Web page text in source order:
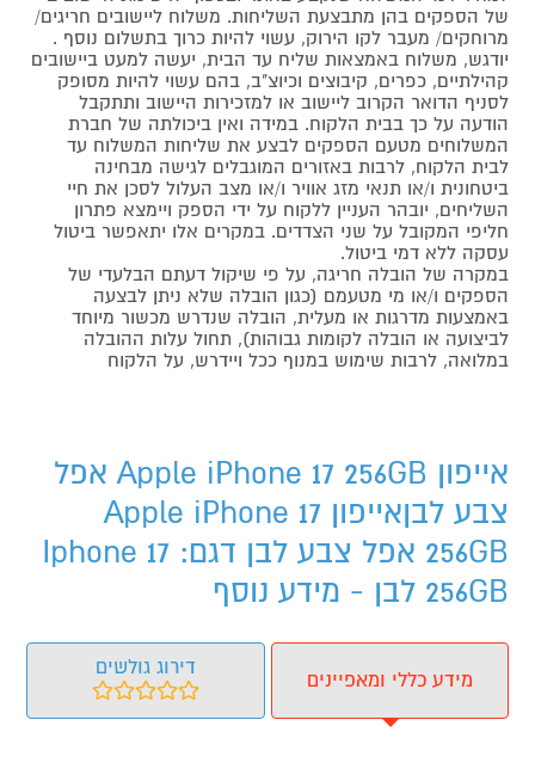
של הספקים בהן מתבצעת השליחות. משלוח ליישובים חריגים/
מרוחקים/ מעבר לקו הירוק, עשוי להיות כרוך בתשלום נוסף .
יודגש, משלוח באמצאות שליח עד הבית, יעשה למעט ביישובים
קהילתיים, כפרים, קיבוצים וכיוצ"ב, בהם עשוי להיות מסופק
לסניף הדואר הקרוב ליישוב או למזכירות היישוב ותתקבל
הודעה על כך בבית הלקוח. במידה ואין ביכולתה של חברת
המשלוחים מטעם הספקים לבצע את שליחות המשלוח עד
לבית הלקוח, לרבות באזורים המוגבלים לגישה מבחינה
ביטחונית ו/או תנאי מזג אוויר ו/או מצב העלול לסכן את חיי
השליחים, יובהר העניין ללקוח על ידי הספק ויימצא פתרון
חליפי המקובל על שני הצדדים. במקרים אלו יתאפשר ביטול
עסקה ללא דמי ביטול.
במקרה של הובלה חריגה, על פי שיקול דעתם הבלעדי של
הספקים ו/או מי מטעמם (כגון הובלה שלא ניתן לבצעה
באמצעות מדרגות או מעלית, הובלה שנדרש מכשור מיוחד
לביצועה או הובלה לקומות גבוהות), תחול עלות ההובלה
במלואה, לרבות שימוש במנוף ככל ויידרש, על הלקוח
אייפון Apple iPhone 17 256GB אפל
צבע לבןאייפון Apple iPhone 17
256GB אפל צבע לבן דגם: Iphone 17
256GB לבן - מידע נוסף
מידע כללי ומאפיינים
דירוג גולשים